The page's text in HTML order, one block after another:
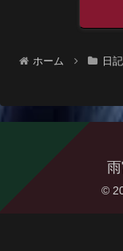
ホーム 日記
©